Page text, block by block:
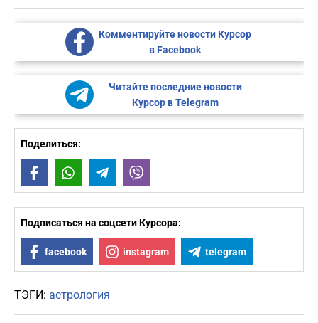
Комментируйте новости Курсор
в Facebook
Читайте последние новости
Курсор в Telegram
Поделиться:
FacebookWhatsAppTelegram
Подписаться на соцсети Курсора:
facebook instagram telegram
ТЭГИ: астрология